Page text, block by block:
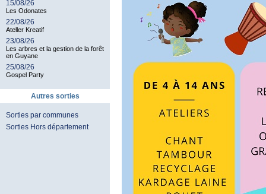
15/08/26
Les Odonates
22/08/26
Ateller Kreatif
23/08/26
Les arbres et la gestion de la forêt
en Guyane
25/08/26
Gospel Party
Autres sorties
Sorties par communes
Sorties Hors département